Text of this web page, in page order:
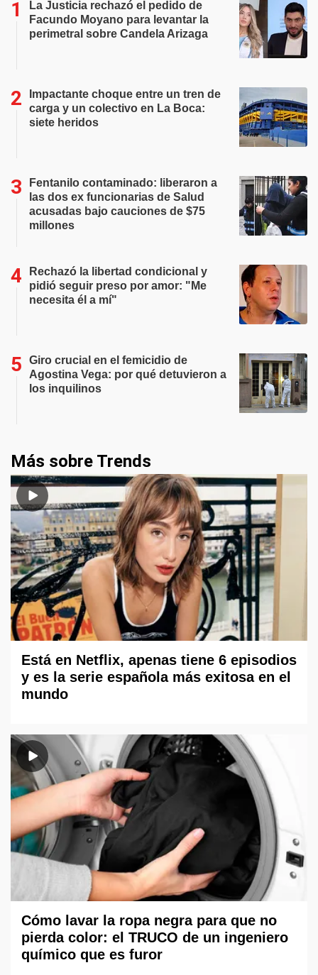
La Justicia rechazó el pedido de
Facundo Moyano para levantar la
perimetral sobre Candela Arizaga
Impactante choque entre un tren de
carga y un colectivo en La Boca:
siete heridos
Fentanilo contaminado: liberaron a
las dos ex funcionarias de Salud
acusadas bajo cauciones de $75
millones
Rechazó la libertad condicional y
pidió seguir preso por amor: "Me
necesita él a mí"
Giro crucial en el femicidio de
Agostina Vega: por qué detuvieron a
los inquilinos
Más sobre Trends
Está en Netflix, apenas tiene 6 episodios
y es la serie española más exitosa en el
mundo
Cómo lavar la ropa negra para que no
pierda color: el TRUCO de un ingeniero
químico que es furor